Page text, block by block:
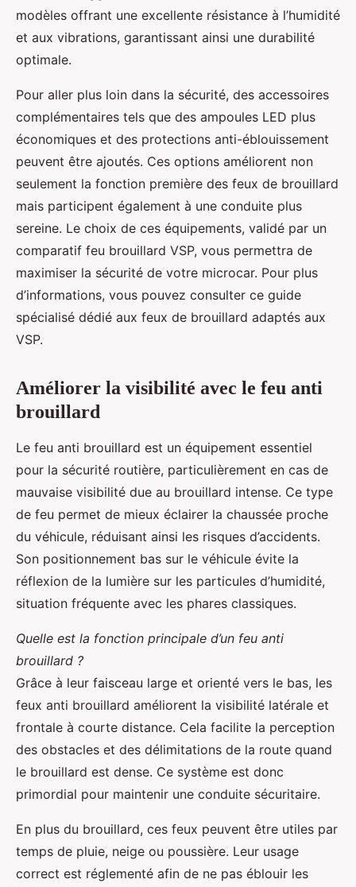
modèles offrant une excellente résistance à l’humidité
et aux vibrations, garantissant ainsi une durabilité
optimale.
Pour aller plus loin dans la sécurité, des accessoires
complémentaires tels que des ampoules LED plus
économiques et des protections anti-éblouissement
peuvent être ajoutés. Ces options améliorent non
seulement la fonction première des feux de brouillard
mais participent également à une conduite plus
sereine. Le choix de ces équipements, validé par un
comparatif feu brouillard VSP, vous permettra de
maximiser la sécurité de votre microcar. Pour plus
d’informations, vous pouvez consulter ce guide
spécialisé dédié aux feux de brouillard adaptés aux
VSP.
Améliorer la visibilité avec le feu anti
brouillard
Le feu anti brouillard est un équipement essentiel
pour la sécurité routière, particulièrement en cas de
mauvaise visibilité due au brouillard intense. Ce type
de feu permet de mieux éclairer la chaussée proche
du véhicule, réduisant ainsi les risques d’accidents.
Son positionnement bas sur le véhicule évite la
réflexion de la lumière sur les particules d’humidité,
situation fréquente avec les phares classiques.
Quelle est la fonction principale d’un feu anti
brouillard ?
Grâce à leur faisceau large et orienté vers le bas, les
feux anti brouillard améliorent la visibilité latérale et
frontale à courte distance. Cela facilite la perception
des obstacles et des délimitations de la route quand
le brouillard est dense. Ce système est donc
primordial pour maintenir une conduite sécuritaire.
En plus du brouillard, ces feux peuvent être utiles par
temps de pluie, neige ou poussière. Leur usage
correct est réglementé afin de ne pas éblouir les